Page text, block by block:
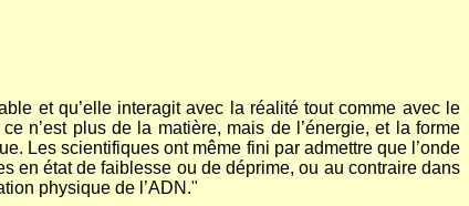
et qu’elle interagit avec la réalité tout comme avec le
n’est plus de la matière, mais de l’énergie, et la forme
Les scientifiques ont même fini par admettre que l’onde
en état de faiblesse ou de déprime, ou au contraire dans
physique de l’ADN."